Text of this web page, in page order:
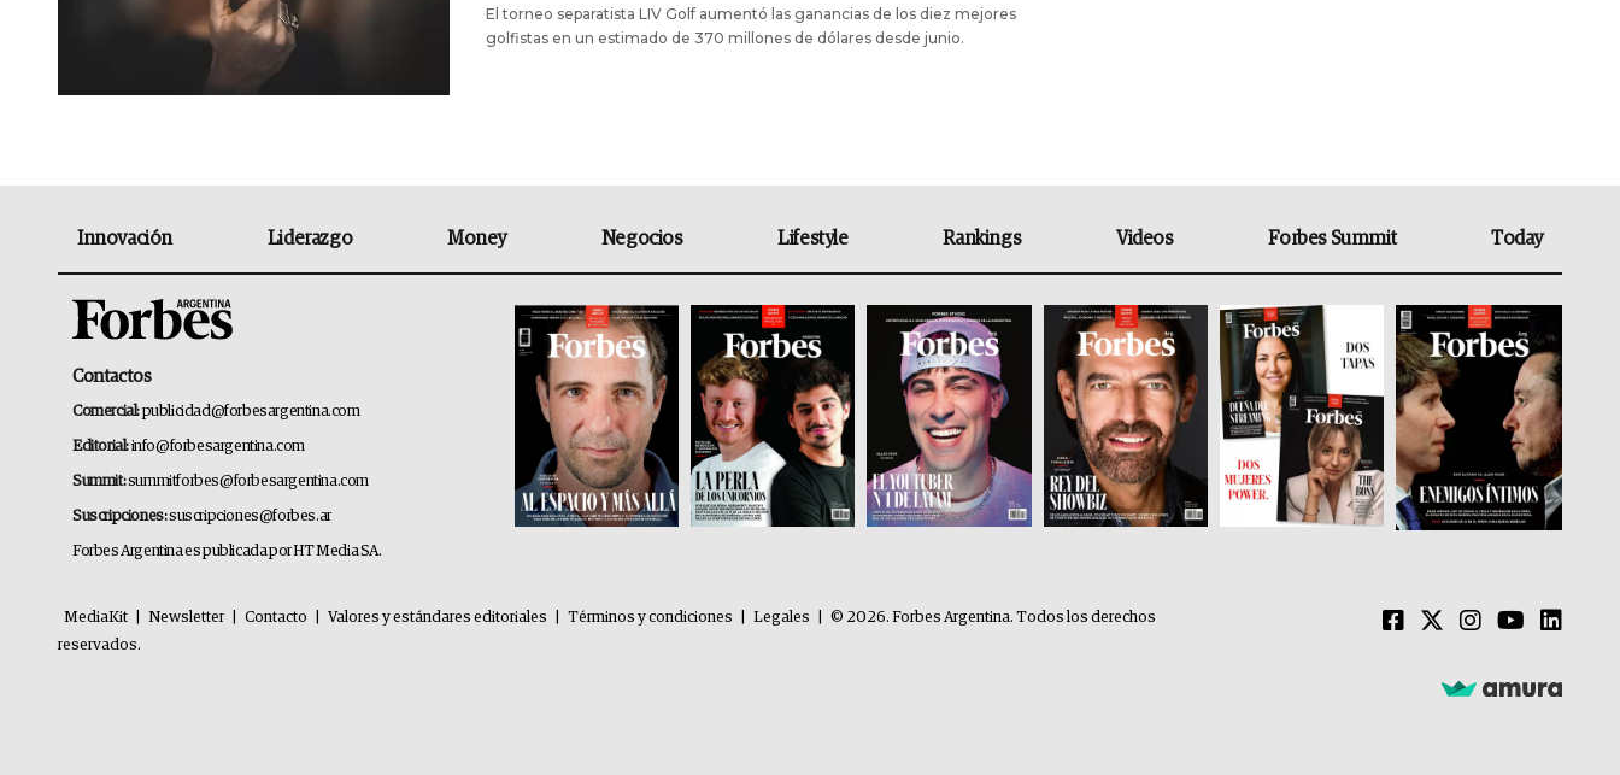
El torneo separatista LIV Golf aumentó las ganancias de los diez mejores
golfistas en un estimado de 370 millones de dólares desde junio.
Innovación Liderazgo Money Negocios Lifestyle Rankings Videos Forbes Summit Today
Contactos
Comercial:publicidad@forbesargentina.com
Editorial:info@forbesargentina.com
Summit:summitforbes@forbesargentina.com
Suscripciones:suscripciones@forbes.ar
Forbes Argentina es publicada por HT Media SA.
MediaKit Newsletter Contacto Valores y estándares editoriales Términos y condiciones Legales
© 2026. Forbes Argentina. Todos los derechos
reservados.